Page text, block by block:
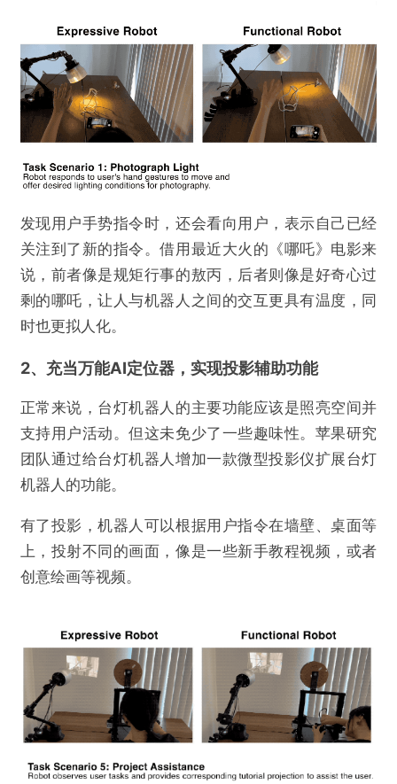
发现用户手势指令时，还会看向用户，表示自己已经
关注到了新的指令。借用最近大火的《哪吒》电影来
说，前者像是规矩行事的敖丙，后者则像是好奇心过
剩的哪吒，让人与机器人之间的交互更具有温度，同
时也更拟人化。
2、充当万能AI定位器，实现投影辅助功能
正常来说，台灯机器人的主要功能应该是照亮空间并
支持用户活动。但这未免少了一些趣味性。苹果研究
团队通过给台灯机器人增加一款微型投影仪扩展台灯
机器人的功能。
有了投影，机器人可以根据用户指令在墙壁、桌面等
上，投射不同的画面，像是一些新手教程视频，或者
创意绘画等视频。